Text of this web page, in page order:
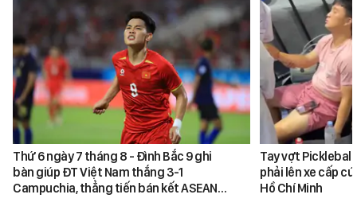
Thứ 6 ngày 7 tháng 8 - Đình Bắc 9 ghi
bàn giúp ĐT Việt Nam thắng 3-1
Campuchia, thẳng tiến bán kết ASEAN…
Tay vợt
phải lên xe cấp
Hồ Chí Minh